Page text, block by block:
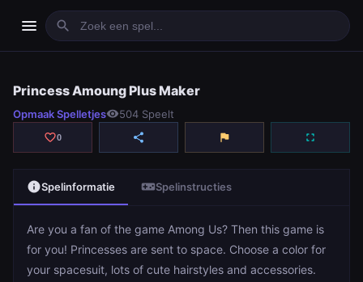
menu search
play_arrowSpelen
Princess Amoung Plus Maker
Opmaak Spelletjesvisibility504 Speelt
favorite_border0 share flag fullscreen
infoSpelinformatie videogame_assetSpelinstructies
Are you a fan of the game Among Us? Then this game is
for you! Princesses are sent to space. Choose a color for
your spacesuit, lots of cute hairstyles and accessories.